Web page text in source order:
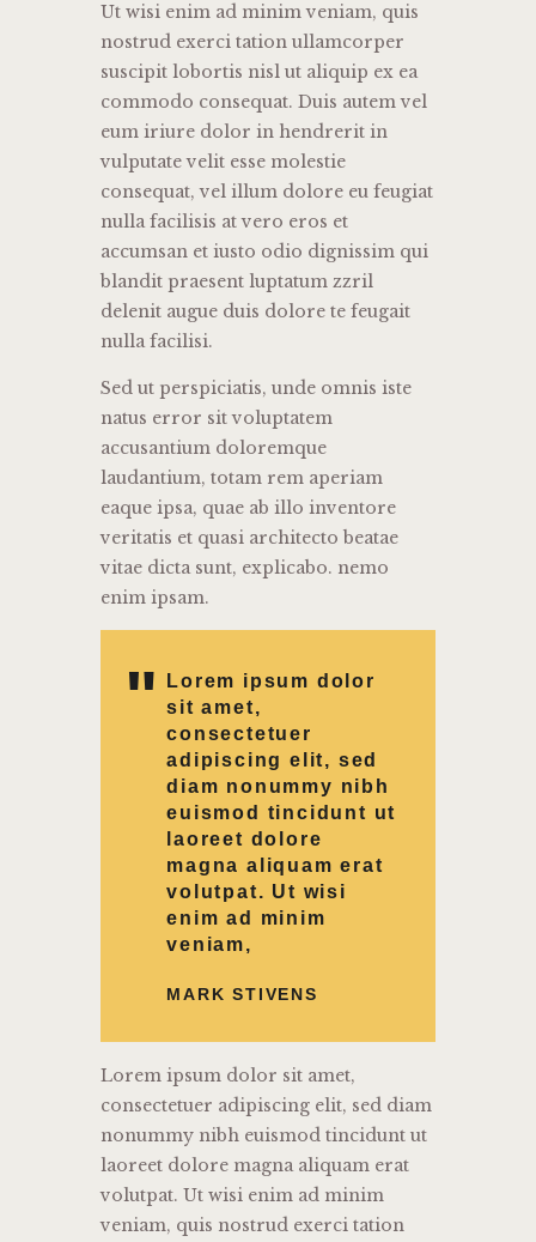
Ut wisi enim ad minim veniam, quis
nostrud exerci tation ullamcorper
suscipit lobortis nisl ut aliquip ex ea
commodo consequat. Duis autem vel
eum iriure dolor in hendrerit in
vulputate velit esse molestie
consequat, vel illum dolore eu feugiat
nulla facilisis at vero eros et
accumsan et iusto odio dignissim qui
blandit praesent luptatum zzril
delenit augue duis dolore te feugait
nulla facilisi.
Sed ut perspiciatis, unde omnis iste
natus error sit voluptatem
accusantium doloremque
laudantium, totam rem aperiam
eaque ipsa, quae ab illo inventore
veritatis et quasi architecto beatae
vitae dicta sunt, explicabo. nemo
enim ipsam.
Lorem ipsum dolor
sit amet,
consectetuer
adipiscing elit, sed
diam nonummy nibh
euismod tincidunt ut
laoreet dolore
magna aliquam erat
volutpat. Ut wisi
enim ad minim
veniam,
MARK STIVENS
Lorem ipsum dolor sit amet,
consectetuer adipiscing elit, sed diam
nonummy nibh euismod tincidunt ut
laoreet dolore magna aliquam erat
volutpat. Ut wisi enim ad minim
veniam, quis nostrud exerci tation